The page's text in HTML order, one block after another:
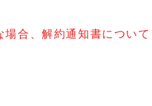
合、解約通知書につい